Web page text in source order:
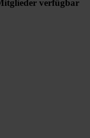
verfügbar